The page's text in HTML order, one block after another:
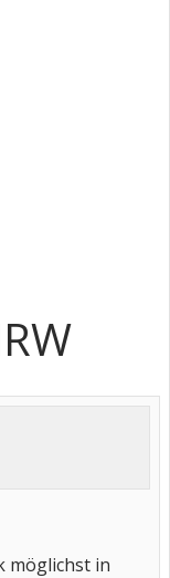
möglichst in